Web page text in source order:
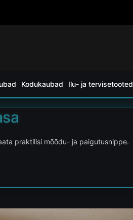
Kodukaubad Ilu- ja tervisetooted
praktilisi mõõdu- ja paigutusnippe.